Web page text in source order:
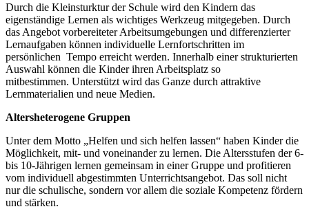
Durch die Kleinsturktur der Schule wird den Kindern das
eigenständige Lernen als wichtiges Werkzeug mitgegeben. Durch
das Angebot vorbereiteter Arbeitsumgebungen und differenzierter
Lernaufgaben können individuelle Lernfortschritten im
persönlichen Tempo erreicht werden. Innerhalb einer strukturierten
Auswahl können die Kinder ihren Arbeitsplatz so
mitbestimmen. Unterstützt wird das Ganze durch attraktive
Lernmaterialien und neue Medien.
Altersheterogene Gruppen
Unter dem Motto „Helfen und sich helfen lassen“ haben Kinder die
Möglichkeit, mit- und voneinander zu lernen. Die Altersstufen der 6-
bis 10-Jährigen lernen gemeinsam in einer Gruppe und profitieren
vom individuell abgestimmten Unterrichtsangebot. Das soll nicht
nur die schulische, sondern vor allem die soziale Kompetenz fördern
und stärken.